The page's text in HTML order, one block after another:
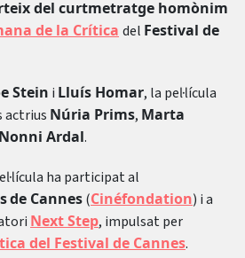
del curtmetratge homònim
de la Crítica del Festival de
Stein i Lluís Homar, la pel·lícula
actrius Núria Prims, Marta
Nonni Ardal.
ha participat al
de Cannes(Cinéfondation) i a
Next Step, impulsat per
del Festival de Cannes.